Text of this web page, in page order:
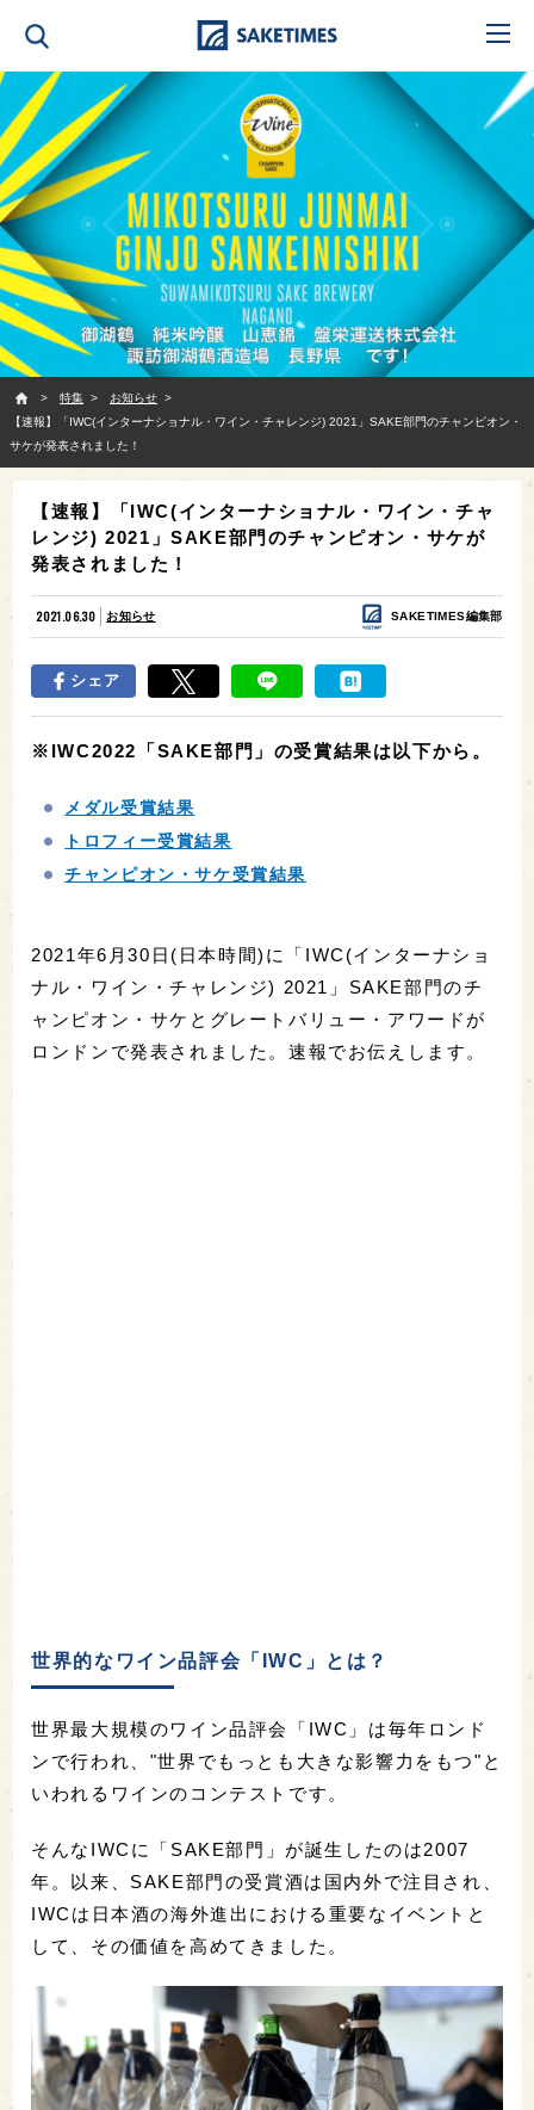
特集
お知らせ
【速報】「IWC(インターナショナル・ワイン・チャレンジ) 2021」SAKE部門のチャンピオン・
サケが発表されました！
【速報】「IWC(インターナショナル・ワイン・チャ
レンジ) 2021」SAKE部門のチャンピオン・サケが
発表されました！
2021.06.30 お知らせ SAKETIMES編集部
シェア
※IWC2022「SAKE部門」の受賞結果は以下から。
メダル受賞結果
トロフィー受賞結果
チャンピオン・サケ受賞結果
2021年6月30日(日本時間)に「IWC(インターナショ
ナル・ワイン・チャレンジ) 2021」SAKE部門のチ
ャンピオン・サケとグレートバリュー・アワードが
ロンドンで発表されました。速報でお伝えします。
世界的なワイン品評会「IWC」とは？
世界最大規模のワイン品評会「IWC」は毎年ロンド
ンで行われ、"世界でもっとも大きな影響力をもつ"と
いわれるワインのコンテストです。
そんなIWCに「SAKE部門」が誕生したのは2007
年。以来、SAKE部門の受賞酒は国内外で注目され、
IWCは日本酒の海外進出における重要なイベントと
して、その価値を高めてきました。